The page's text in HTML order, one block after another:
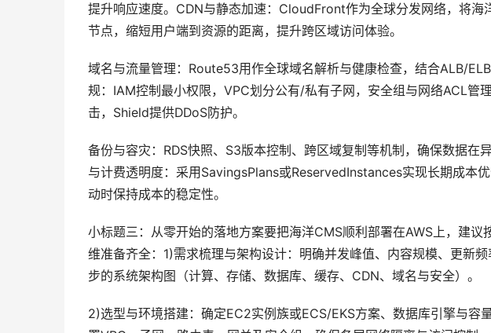
提升响应速度。CDN与静态加速：CloudFront作为全球分发网络，将海
节点，缩短用户端到资源的距离，提升跨区域访问体验。
域名与流量管理：Route53用作全球域名解析与健康检查，结合ALB/
规：IAM控制最小权限，VPC划分公有/私有子网，安全组与网络ACL管
击，Shield提供DDoS防护。
备份与容灾：RDS快照、S3版本控制、跨区域复制等机制，确保数据在
与计费透明度：采用SavingsPlans或ReservedInstances实现长期成本
动时保持成本的稳定性。
小标题三：从零开始的落地方案要把海洋CMS顺利部署在AWS上，建
维准备齐全：1)需求梳理与架构设计：明确并发峰值、内容规模、更新
步的系统架构图（计算、存储、数据库、缓存、CDN、域名与安全）。
2)选型与环境搭建：确定EC2实例族或ECS/EKS方案、数据库引擎与容